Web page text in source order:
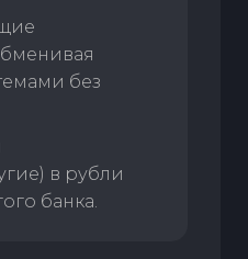
без
в рубли
банка.